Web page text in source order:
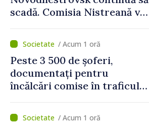
scadă. Comisia Nistreană va
/ Acum 1 oră
Peste 3 500 de șoferi,
documentați pentru
încălcări comise în traficul
depășit limita de viteză
/ Acum 1 oră